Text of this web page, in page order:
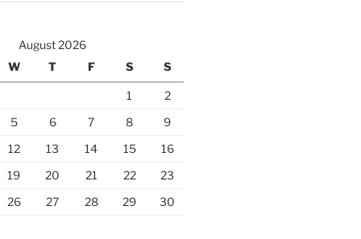
August 2026
W
T F S S
1
2
5
6 7 8
9
12
13 14 15
16
19
20 21 22
23
26
27 28 29 30